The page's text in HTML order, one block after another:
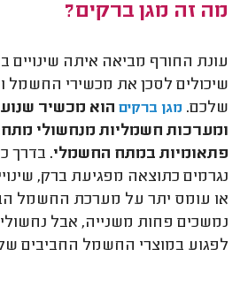
מה זה מגן ברקים?
עונת החורף מביאה איתה
שיכולים לסכן את מכשירי החשמל
שלכם. מגן ברקים הוא מכשיר
ומערכות חשמליות מנחשולי
פתאומיות במתח החשמלי. בדרך
נגרמים כתוצאה מפגיעת ברק,
או עומס יתר על מערכת החשמל
נמשכים פחות משנייה, אבל
לפגוע במוצרי החשמל החביבים